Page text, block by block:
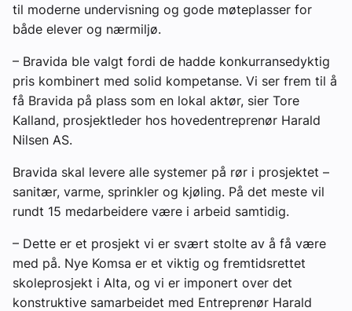
til moderne undervisning og gode møteplasser for
både elever og nærmiljø.
– Bravida ble valgt fordi de hadde konkurransedyktig
pris kombinert med solid kompetanse. Vi ser frem til å
få Bravida på plass som en lokal aktør, sier Tore
Kalland, prosjektleder hos hovedentreprenør Harald
Nilsen AS.
Bravida skal levere alle systemer på rør i prosjektet –
sanitær, varme, sprinkler og kjøling. På det meste vil
rundt 15 medarbeidere være i arbeid samtidig.
– Dette er et prosjekt vi er svært stolte av å få være
med på. Nye Komsa er et viktig og fremtidsrettet
skoleprosjekt i Alta, og vi er imponert over det
konstruktive samarbeidet med Entreprenør Harald